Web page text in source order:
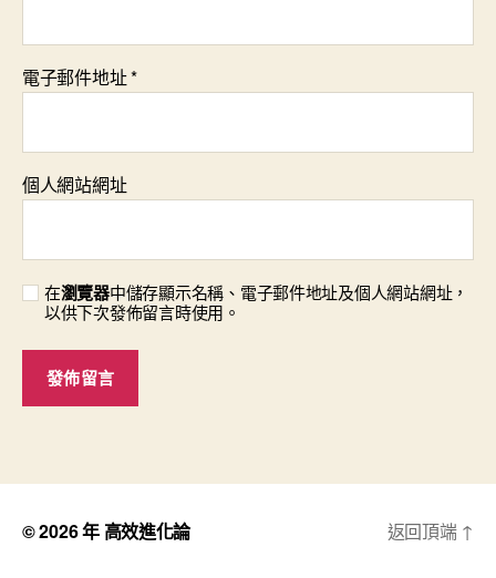
電子郵件地址*
個人網站網址
在瀏覽器中儲存顯示名稱、電子郵件地址及個人網站網址，
以供下次發佈留言時使用。
© 2026 年 高效進化論 返回頂端 ↑